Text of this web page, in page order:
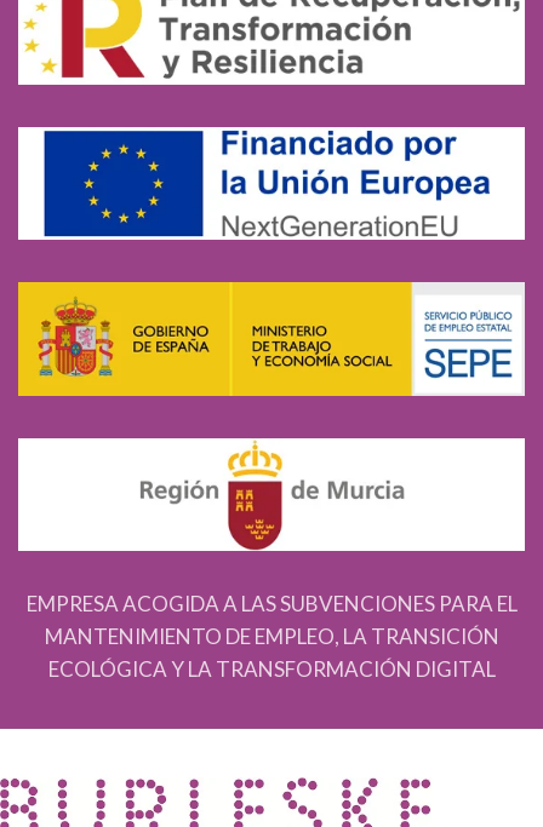
EMPRESA ACOGIDA A LAS SUBVENCIONES PARA EL
MANTENIMIENTO DE EMPLEO, LA TRANSICIÓN
ECOLÓGICA Y LA TRANSFORMACIÓN DIGITAL